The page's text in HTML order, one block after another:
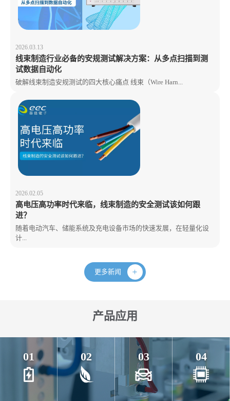
2026.03.13
线束制造行业必备的安规测试解决方案：从多点扫描到测
试数据自动化
破解线束制造安规测试的四大核心痛点 线束（Wire Harn...
2026.02.05
高电压高功率时代来临，线束制造的安全测试该如何跟
进？
随着电动汽车、储能系统及充电设备市场的快速发展，在轻量化设
计...
更多新闻
产品应用
01 02 03 04